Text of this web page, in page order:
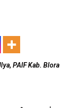
PAIF Kab. Blora